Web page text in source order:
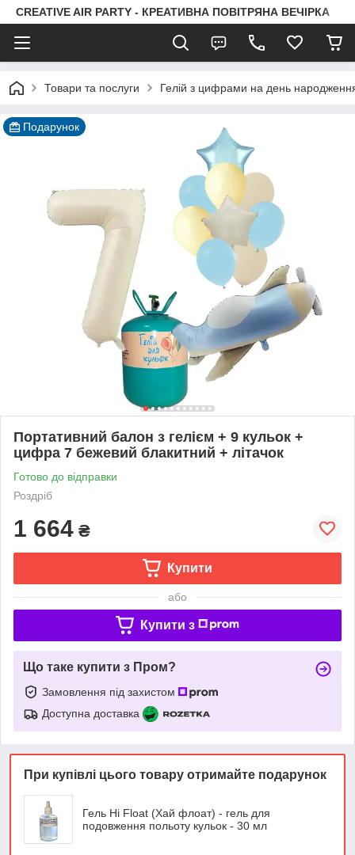
CREATIVE AIR PARTY - КРЕАТИВНА ПОВІТРЯНА ВЕЧІРКА
Товари та послуги Гелій з цифрами на день
Подарунок
Портативний балон з гелієм + 9 кульок +
цифра 7 бежевий блакитний + літачок
Готово до відправки
Роздріб
1 664 ₴
Купити
або
Купити з
Що таке купити з Пром?
Замовлення під захистом
Доступна доставка
При купівлі цього товару отримайте подарунок
Гель Hi Float (Хай флоат) - гель для
подовження польоту кульок - 30 мл